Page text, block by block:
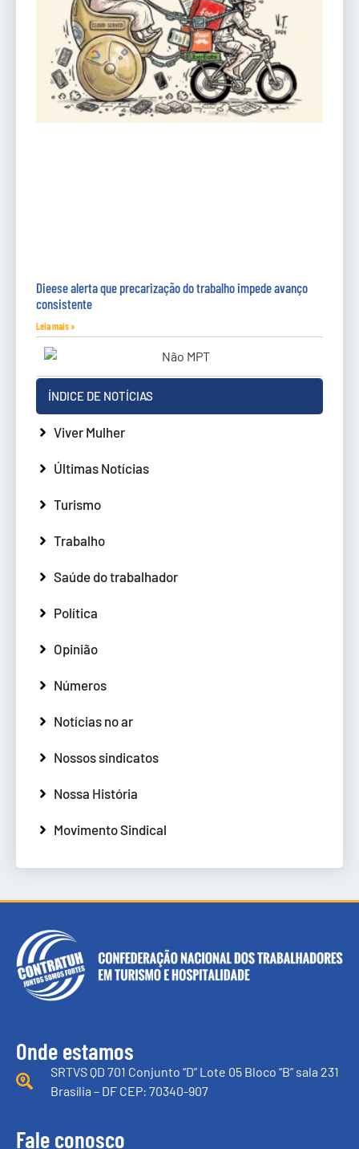
Dieese alerta que precarização do trabalho impede avanço
consistente
Leia mais »
ÍNDICE DE NOTÍCIAS
Viver Mulher
Últimas Notícias
Turismo
Trabalho
Saúde do trabalhador
Política
Opinião
Números
Notícias no ar
Nossos sindicatos
Nossa História
Movimento Sindical
Onde estamos
SRTVS QD 701 Conjunto “D” Lote 05 Bloco “B” sala 231
Brasília – DF CEP: 70340-907
Fale conosco